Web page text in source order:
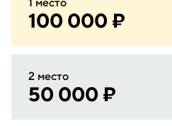
100 000 ₽
2 место
50 000 ₽